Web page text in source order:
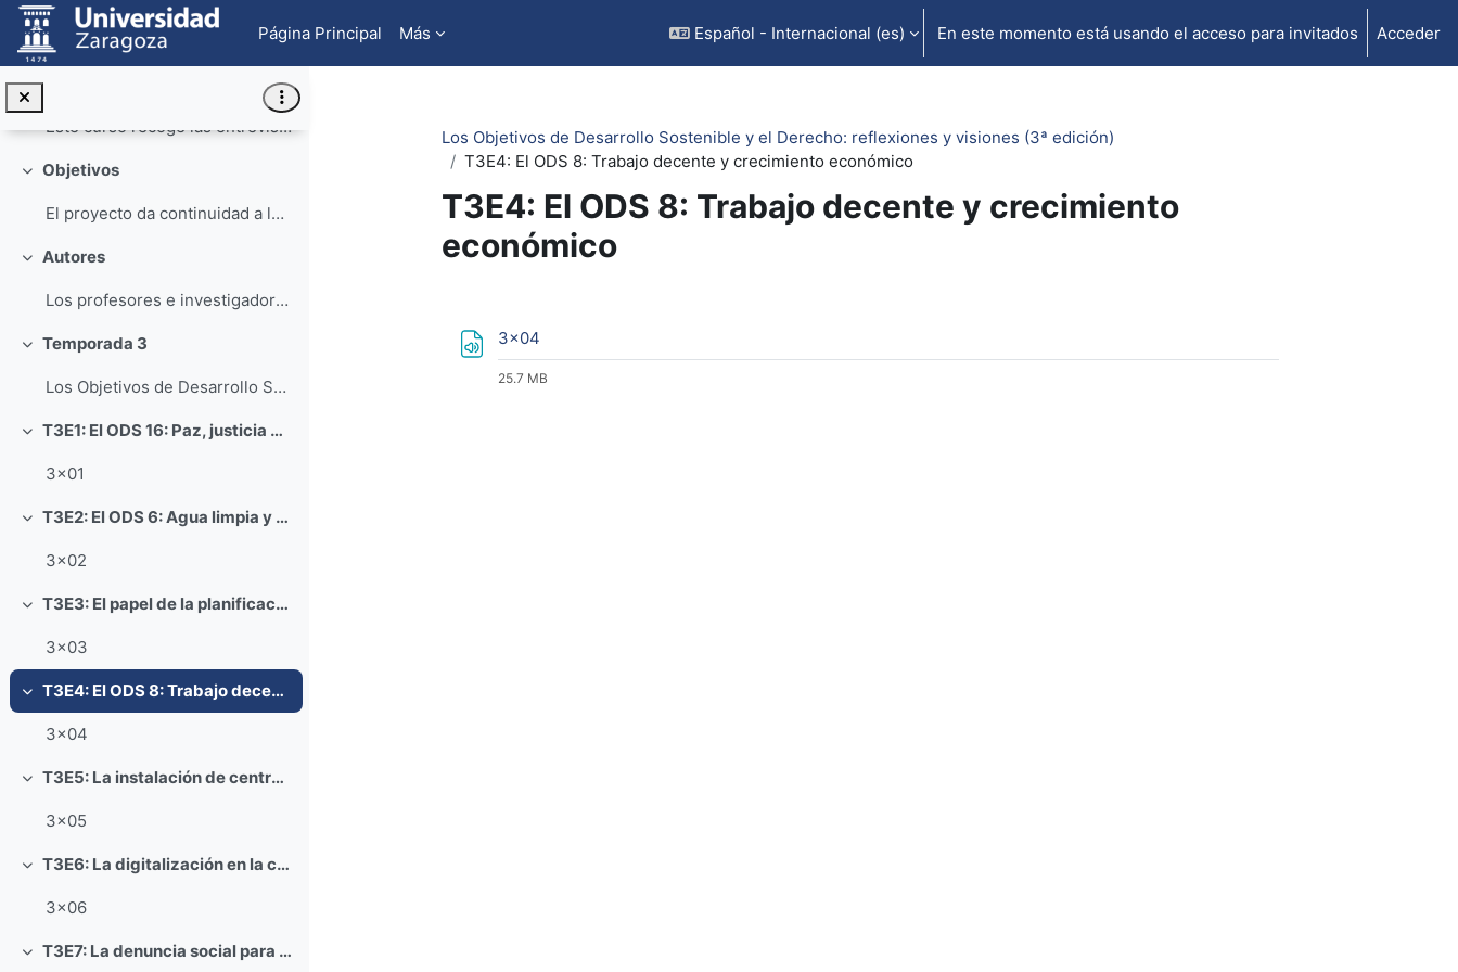
Salta al contenido principal
Página Principal
Más Español - Internacional ‎(es)‎ En este momento está usando el acceso para invitados Acceder
Colapsar
Fecha de última actualización: Noviembre de 2025
Colapsar
Presentación
Este curso recoge las entrevistas en formato de po...
Colapsar
Objetivos
El proyecto da continuidad a la iniciativa impulsa...
Colapsar
Autores
Los profesores e investigadores participantes en e...
Colapsar
Temporada 3
Los Objetivos de Desarrollo Sostenible y el Derecho: reflexiones y visiones (3ª edición)
Colapsar T3E1: El ODS 16: Paz, justicia e instituciones sólidas
3x01
Colapsar T3E2: El ODS 6: Agua limpia y saneamiento
3x02
Colapsar T3E3: El papel de la planificación hidrológica en la lucha contra el cambio climático: una intersección entre los ODS 6 y 13
3x03
Colapsar T3E4: El ODS 8: Trabajo decente y crecimiento económico
3x04
Colapsar T3E5: La instalación de centros de datos en España y el consumo sostenible en relación con el ODS 9
3x05
Colapsar T3E6: La digitalización en la consecución de los ODS
3x06
Colapsar T3E7: La denuncia social para alcanzar la igualdad de género: una mirada literaria sobre el ODS 5
Los Objetivos de Desarrollo Sostenible y el Derecho: reflexiones y visiones (3ª edición)
T3E4: El ODS 8: Trabajo decente y crecimiento económico
T3E4: El ODS 8: Trabajo decente y crecimiento
económico
3x04
25.7 MB